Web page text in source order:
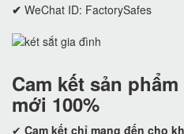
✔ WeChat ID: FactorySafes
Cam kết sản
mới 100%
✔ Cam kết chỉ mang đến cho